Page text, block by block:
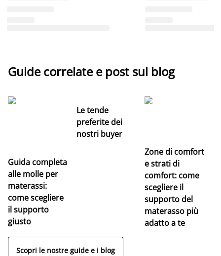
Guide correlate e post sul blog
Guida completa
alle molle per
materassi:
come scegliere
il supporto
giusto
Le tende
preferite dei
nostri buyer
Zone di comfort
e strati di
comfort: come
scegliere il
supporto del
materasso più
adatto a te
Scopri le nostre guide e i blog